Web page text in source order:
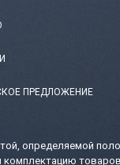
ПРЕДЛОЖЕНИЕ
определяемой